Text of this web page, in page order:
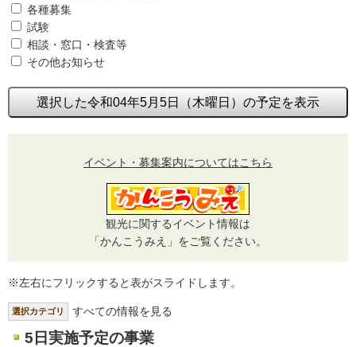
各種募集
試験
相談・窓口・検査等
その他お知らせ
選択した令和04年5月5日（木曜日）の予定を表示
イベント・募集案内についてはこちら
観光に関するイベント情報は
「かんこうみえ」をご覧ください。
※左右にフリックすると表がスライドします。
選択カテゴリ すべての情報を見る
5日実施予定の事業